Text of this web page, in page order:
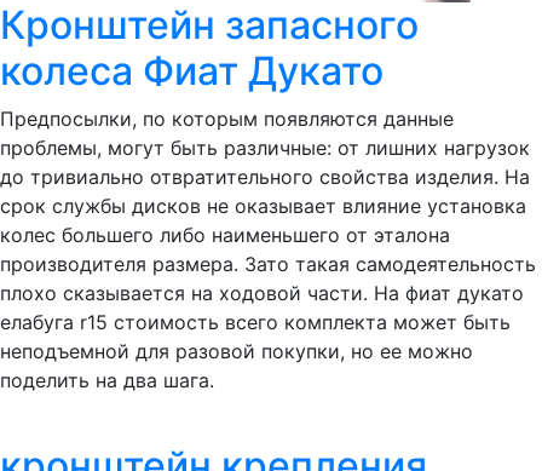
Кронштейн запасного
колеса Фиат Дукато
Предпосылки, по которым появляются данные
проблемы, могут быть различные: от лишних нагрузок
до тривиально отвратительного свойства изделия. На
срок службы дисков не оказывает влияние установка
колес большего либо наименьшего от эталона
производителя размера. Зато такая самодеятельность
плохо сказывается на ходовой части. На фиат дукато
елабуга r15 стоимость всего комплекта может быть
неподъемной для разовой покупки, но ее можно
поделить на два шага.